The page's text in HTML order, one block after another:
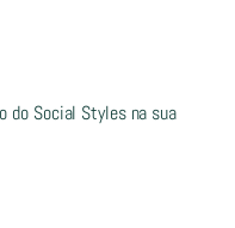
do Social Styles na sua